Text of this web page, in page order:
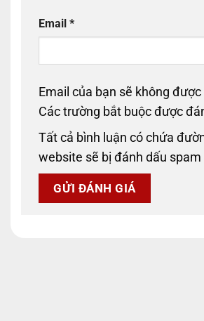
Email *
Email của bạn sẽ không
Các trường bắt buộc được
Tất cả bình luận có chứa
website sẽ bị đánh dấu spam